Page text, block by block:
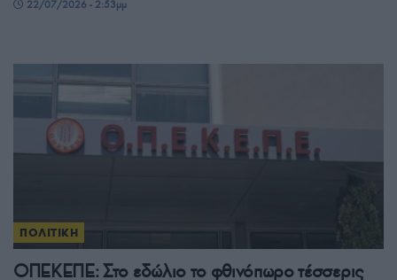
22/07/2026 - 2:53μμ
ΠΟΛΙΤΙΚΗ
ΟΠΕΚΕΠΕ: Στο εδώλιο το φθινόπωρο τέσσερις